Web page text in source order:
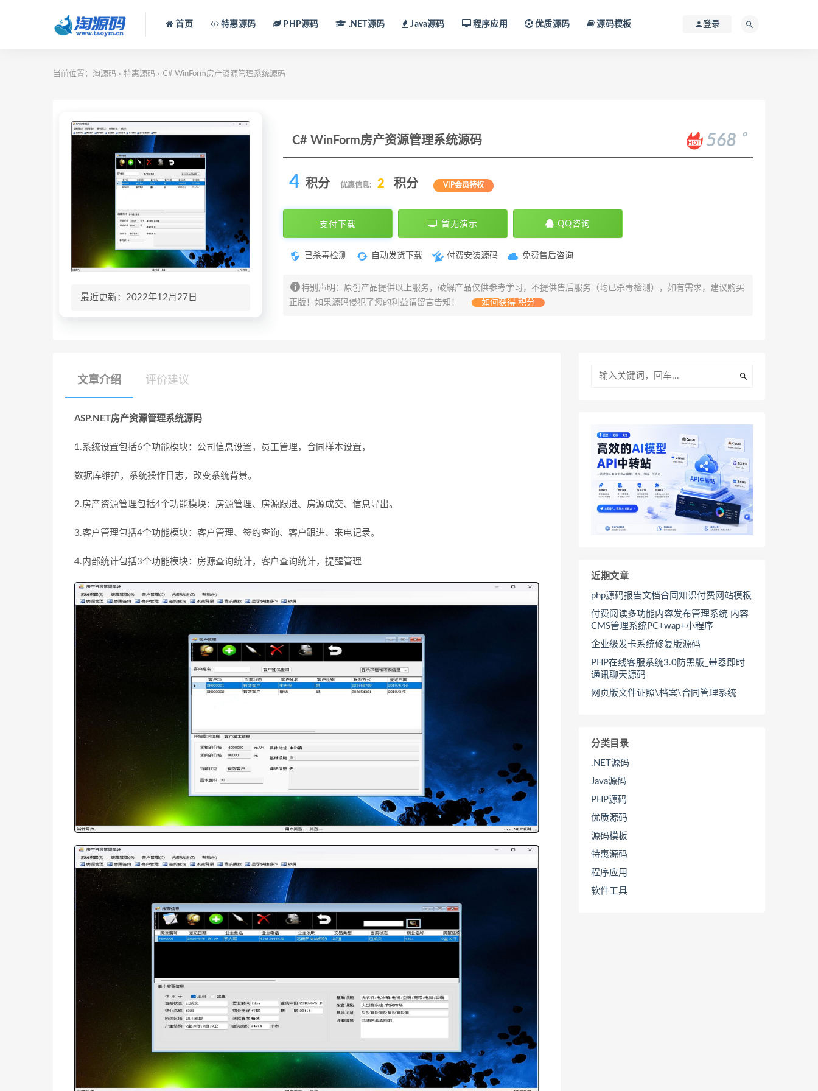
首页 特惠源码 PHP源码 .NET源码 Java源码 程序应用 优质源码 源码模板 登录
当前位置： 淘源码 > 特惠源码 > C# WinForm房产资源管理系统源码
最近更新：2022年12月27日
C# WinForm房产资源管理系统源码 568
。
4 积分 优惠信息: 2 积分 VIP会员特权
支付下载 暂无演示 QQ咨询
已杀毒检测 自动发货下载 付费安装源码 免费售后咨询
特别声明：原创产品提供以上服务，破解产品仅供参考学习，不提供售后服务（均已杀毒检测），如有需求，建议购买
正版！如果源码侵犯了您的利益请留言告知！
如何获得 积分
文章介绍 评价建议
ASP.NET房产资源管理系统源码
1.系统设置包括6个功能模块：公司信息设置，员工管理，合同样本设置，
数据库维护，系统操作日志，改变系统背景。
2.房产资源管理包括4个功能模块：房源管理、房源跟进、房源成交、信息导出。
3.客户管理包括4个功能模块：客户管理、签约查询、客户跟进、来电记录。
4.内部统计包括3个功能模块：房源查询统计，客户查询统计，提醒管理
近期文章
php源码报告文档合同知识付费网站模板
付费阅读多功能内容发布管理系统 内容
CMS管理系统PC+wap+小程序
企业级发卡系统修复版源码
PHP在线客服系统3.0防黑版_带器即时
通讯聊天源码
网页版文件证照\档案\合同管理系统
分类目录
.NET源码
Java源码
PHP源码
优质源码
源码模板
特惠源码
程序应用
软件工具